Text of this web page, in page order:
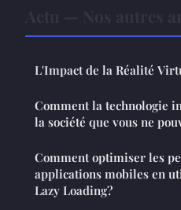
L'Impact de la Réalité
Comment la technologie
la société que vous ne
Comment optimiser les
applications mobiles en
Lazy Loading?